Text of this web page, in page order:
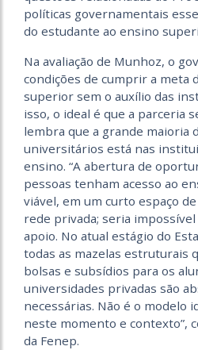
políticas governamentais
do estudante ao ensino
Na avaliação de Munhoz, o
condições de cumprir a meta
superior sem o auxílio das
isso, o ideal é que a parceria
lembra que a grande maioria
universitários está nas
ensino. “A abertura de
pessoas tenham acesso ao
viável, em um curto espaço
rede privada; seria
apoio. No atual estágio do
todas as mazelas estruturais
bolsas e subsídios para os
universidades privadas são
necessárias. Não é o modelo
neste momento e contexto”,
da Fenep.